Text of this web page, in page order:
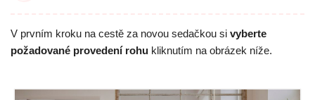
V prvním kroku na cestě za novou sedačkou si vyberte
požadované provedení rohu kliknutím na obrázek níže.